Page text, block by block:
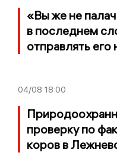
«Вы же не
в последнем
отправлять
04/08 18:00
проверку по
коров в